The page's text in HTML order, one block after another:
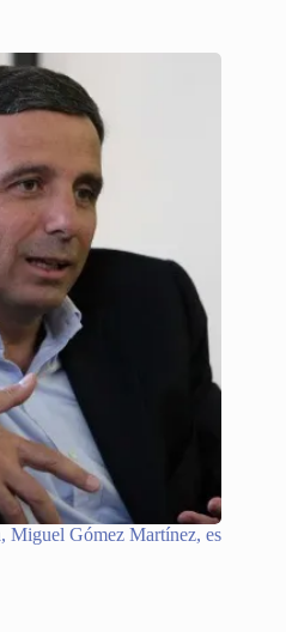
Miguel Gómez Martínez, es